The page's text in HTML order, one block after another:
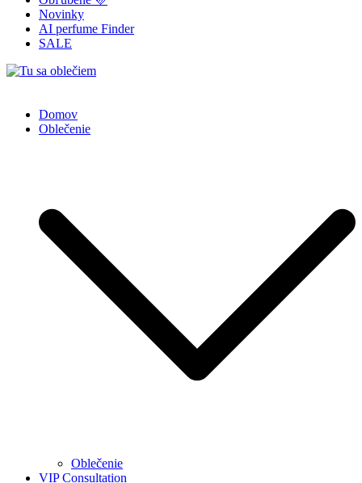
Novinky
AI perfume Finder
SALE
Domov
Oblečenie
Oblečenie
VIP Consultation